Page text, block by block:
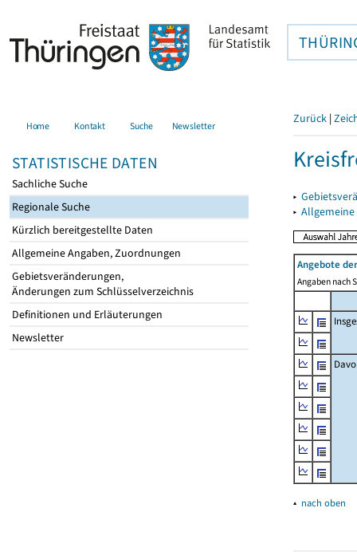
Home Kontakt Suche Newsletter
STATISTISCHE DATEN
Sachliche Suche
Regionale Suche
Kürzlich bereitgestellte Daten
Allgemeine Angaben, Zuordnungen
Gebietsveränderungen,
Änderungen zum Schlüsselverzeichnis
Definitionen und Erläuterungen
Newsletter
Zurück |
▸
▸
Angebote
Angaben nach
▴ nach oben